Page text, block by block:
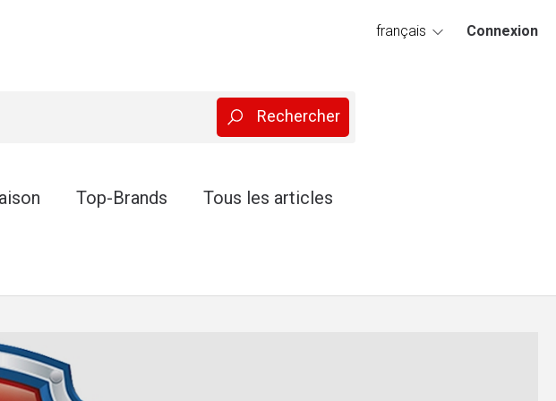
français
Connexion
Top-Brands Tous les articles